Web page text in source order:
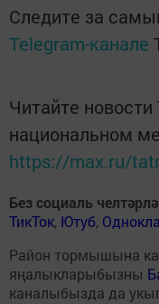
Следите за
Telegram-канале
Читайте новости
национальном
https://max.ru/
Без социаль
ТикТок, Ютуб,
Район тормышына
яңалыкларыбызны
каналыбызда да